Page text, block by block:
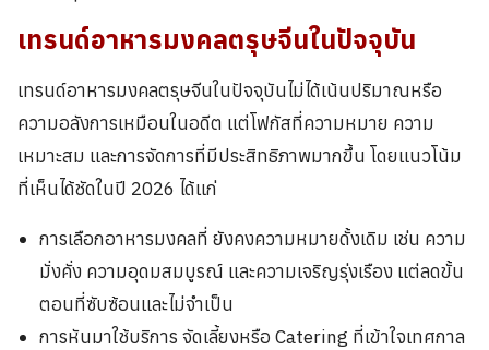
เทรนด์อาหารมงคลตรุษจีนในปัจจุบัน
เทรนด์อาหารมงคลตรุษจีนในปัจจุบันไม่ได้เน้นปริมาณหรือ
ความอลังการเหมือนในอดีต แต่โฟกัสที่ความหมาย ความ
เหมาะสม และการจัดการที่มีประสิทธิภาพมากขึ้น โดยแนวโน้ม
ที่เห็นได้ชัดในปี 2026 ได้แก่
การเลือกอาหารมงคลที่ ยังคงความหมายดั้งเดิม เช่น ความ
มั่งคั่ง ความอุดมสมบูรณ์ และความเจริญรุ่งเรือง แต่ลดขั้น
ตอนที่ซับซ้อนและไม่จำเป็น
การหันมาใช้บริการ จัดเลี้ยงหรือ Catering ที่เข้าใจเทศกาล